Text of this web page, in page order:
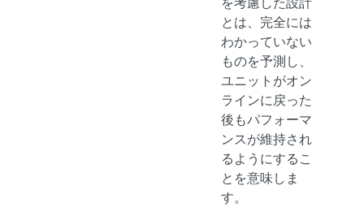
とは、完全には
わかっていない
ものを予測し、
ユニットがオン
ラインに戻った
後もパフォーマ
ンスが維持され
るようにするこ
とを意味しま
す。